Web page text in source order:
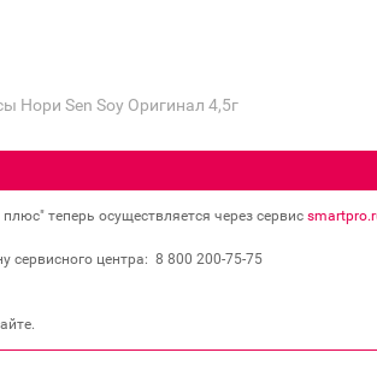
Нори Sen Soy Оригинал 4,5г
теперь осуществляется через сервис
центра: 8 800 200‐75‐75